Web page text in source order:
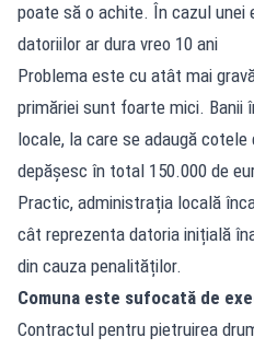
poate să o achite. În cazul unei
datoriilor ar dura vreo 10 ani
Problema este cu atât mai
primăriei sunt foarte mici. Banii
locale, la care se adaugă
depășesc în total 150.000 de
Practic, administrația locală
cât reprezenta datoria inițială
din cauza penalităților.
Comuna este sufocată de
Contractul pentru pietruirea